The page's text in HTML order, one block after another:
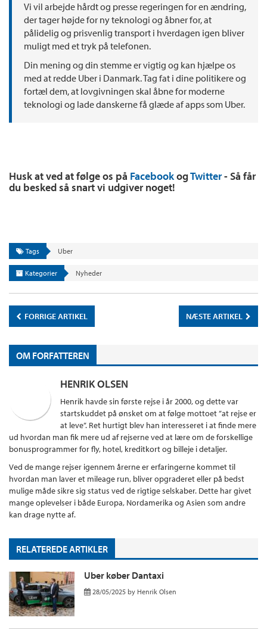
Vi vil arbejde hårdt og presse regeringen for en ændring,
der tager højde for ny teknologi og åbner for, at
pålidelig og prisvenlig transport i hverdagen igen bliver
muligt med et tryk på telefonen.
Din mening og din stemme er vigtig og kan hjælpe os
med at redde Uber i Danmark. Tag fat i dine politikere og
fortæl dem, at lovgivningen skal åbne for moderne
teknologi og lade danskerne få glæde af apps som Uber.
Husk at ved at følge os på FacebookogTwitter- Så får
du besked så snart vi udgiver noget!
Tags Uber
Kategorier Nyheder
FORRIGE ARTIKEL NÆSTE ARTIKEL
OM FORFATTEREN
HENRIK OLSEN
Henrik havde sin første rejse i år 2000, og dette var
startskuddet på ønsket om at følge mottoet ”at rejse er
at leve”. Ret hurtigt blev han interesseret i at finde mere
ud hvordan man fik mere ud af rejserne ved at lære om de forskellige
bonusprogrammer for fly, hotel, kreditkort og billeje i detaljer.
Ved de mange rejser igennem årerne er erfaringerne kommet til
hvordan man laver et mileage run, bliver opgraderet eller på bedst
mulige måde sikre sig status ved de rigtige selskaber. Dette har givet
mange oplevelser i både Europa, Nordamerika og Asien som andre
kan drage nytte af.
RELATEREDE ARTIKLER
Uber køber Dantaxi
28/05/2025 by Henrik Olsen